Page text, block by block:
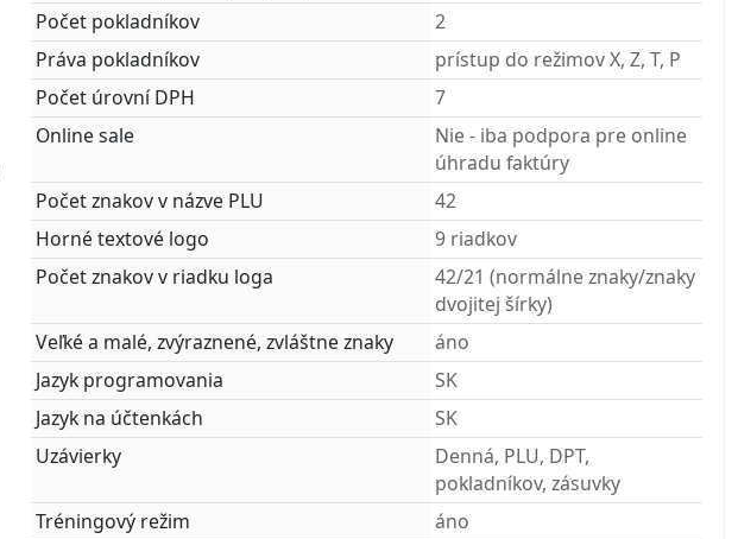
Počet pokladníkov
2
Práva pokladníkov
prístup do režimov X, Z, T, P
Počet úrovní DPH
7
Online sale
Nie - iba podpora pre online
úhradu faktúry
Počet znakov v názve PLU
42
Horné textové logo
9 riadkov
Počet znakov v riadku loga
42/21 (normálne znaky/znaky
dvojitej šírky)
Veľké a malé, zvýraznené, zvláštne znaky
áno
Jazyk programovania
SK
Jazyk na účtenkách
SK
Uzávierky
Denná, PLU, DPT,
pokladníkov, zásuvky
Tréningový režim
áno